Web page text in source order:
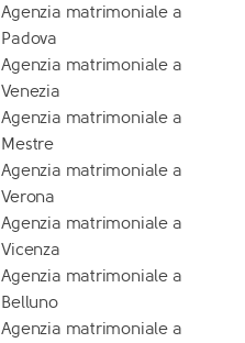
Agenzia matrimoniale a
Padova
Agenzia matrimoniale a
Venezia
Agenzia matrimoniale a
Mestre
Agenzia matrimoniale a
Verona
Agenzia matrimoniale a
Vicenza
Agenzia matrimoniale a
Belluno
Agenzia matrimoniale a